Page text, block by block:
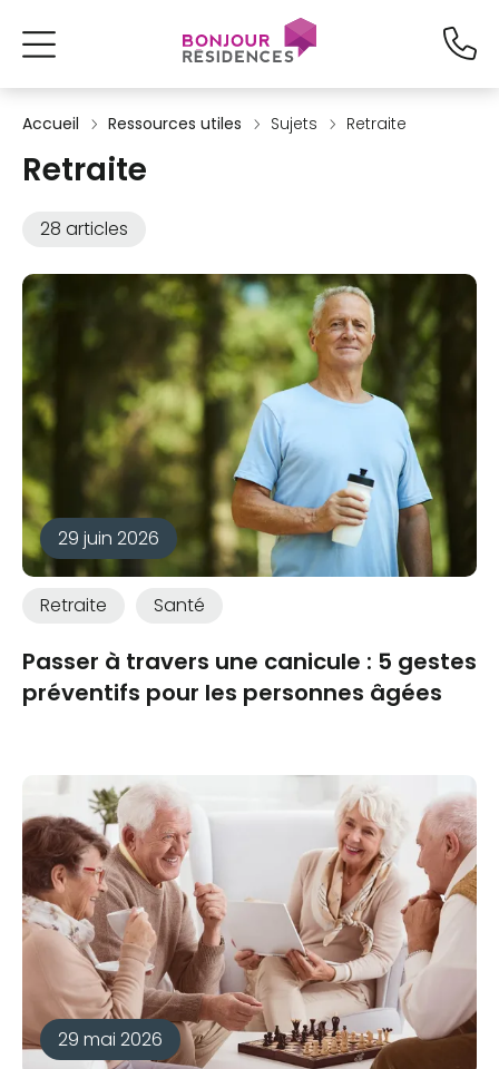
Accueil Ressources utiles Sujets Retraite
Retraite
28 articles
29 juin 2026
Retraite Santé
Passer à travers une canicule : 5 gestes
préventifs pour les personnes âgées
29 mai 2026